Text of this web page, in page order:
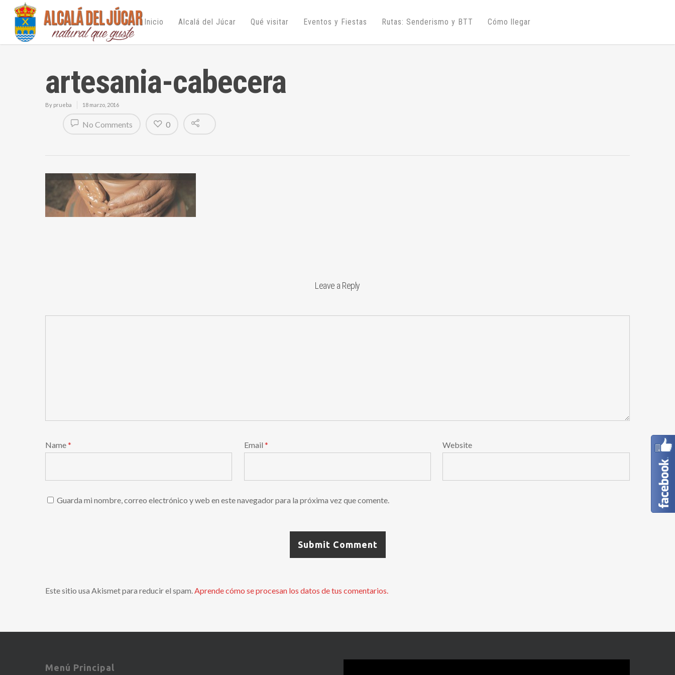
Inicio Alcalá del Júcar Qué visitar Eventos y Fiestas Rutas: Senderismo y BTT Cómo llegar
artesania-cabecera
By prueba 18 marzo, 2016
No Comments 0
Leave a Reply
Name* Email * Website
Guarda mi nombre, correo electrónico y web en este navegador para la próxima vez que comente.
Este sitio usa Akismet para reducir el spam.Aprende cómo se procesan los datos de tus comentarios.
Menú Principal